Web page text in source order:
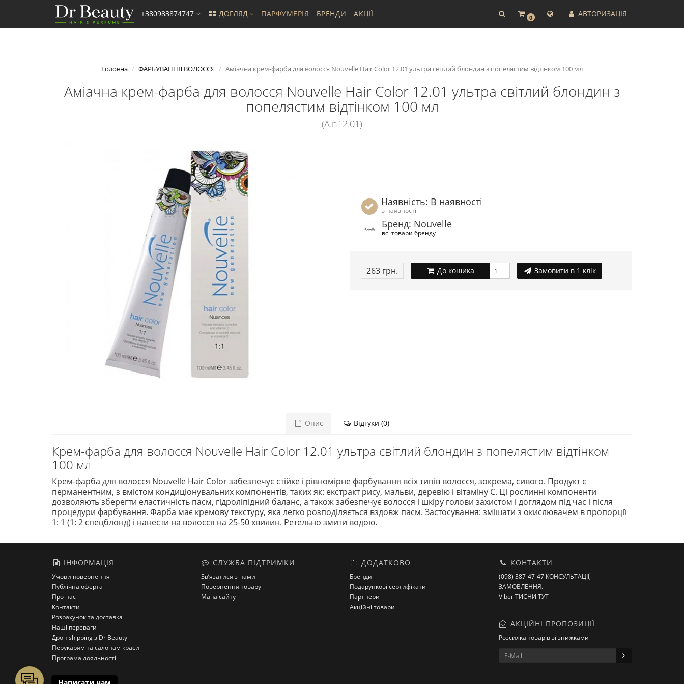
0 АВТОРИЗАЦІЯ
+380983874747 ДОГЛЯД ПАРФУМЕРІЯ БРЕНДИ АКЦІЇ
Головна ФАРБУВАННЯ ВОЛОССЯ Аміачна крем-фарба для волосся Nouvelle Hair Color 12.01 ультра світлий блондин з попелястим відтінком 100 мл
Аміачна крем-фарба для волосся Nouvelle Hair Color 12.01 ультра світлий блондин з
попелястим відтінком 100 мл
(A.n12.01)
Наявність: В наявності
в наявності
Бренд: Nouvelle
всі товари бренду
263 грн. До кошика Замовити в 1 клік
Опис Відгуки (0)
Крем-фарба для волосся Nouvelle Hair Color 12.01 ультра світлий блондин з попелястим відтінком
100 мл
Крем-фарба для волосся Nouvelle Hair Color забезпечує стійке і рівномірне фарбування всіх типів волосся, зокрема, сивого. Продукт є
перманентним, з вмістом кондиціонувальних компонентів, таких як: екстракт рису, мальви, деревію і вітаміну С. Ці рослинні компоненти
дозволяють зберегти еластичність пасм, гідроліпідний баланс, а також забезпечує волосся і шкіру голови захистом і доглядом під час і після
процедури фарбування. Фарба має кремову текстуру, яка легко розподіляється вздовж пасм. Застосування: змішати з окислювачем в пропорції
1: 1 (1: 2 спецблонд) і нанести на волосся на 25-50 хвилин. Ретельно змити водою.
ІНФОРМАЦІЯ
Умови повернення
Публічна оферта
Про нас
Контакти
Розрахунок та доставка
Наші переваги
Дроп-shipping з Dr Beauty
Перукарям та салонам краси
Програма лояльності
СЛУЖБА ПІДТРИМКИ
Зв’язатися з нами
Повернення товару
Мапа сайту
ДОДАТКОВО
Бренди
Подарункові сертифікати
Партнери
Акційні товари
КОНТАКТИ
(098) 387-47-47 КОНСУЛЬТАЦІЇ,
ЗАМОВЛЕННЯ.
Viber ТИСНИ ТУТ
АКЦІЙНІ ПРОПОЗИЦІЇ
Розсилка товарів зі знижками